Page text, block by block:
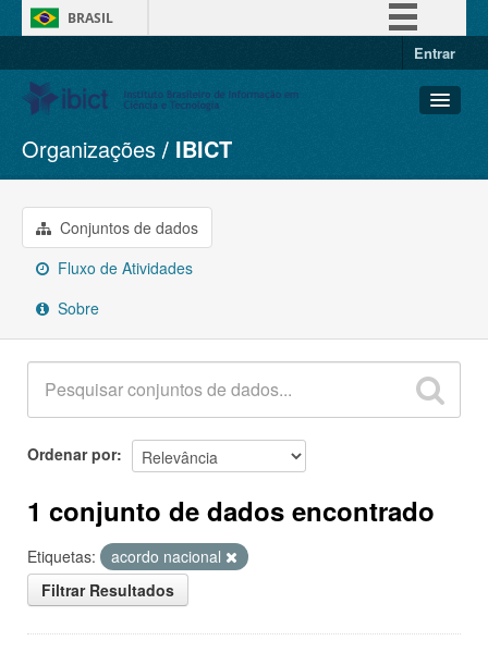
BRASIL
Entrar
Conjuntos de dados
Organizações
Grupos
Sobre
Organizações IBICT
Conjuntos de dados
Fluxo de Atividades
Sobre
Ordenar por
1 conjunto de dados encontrado
Etiquetas:
acordo nacional
Filtrar Resultados